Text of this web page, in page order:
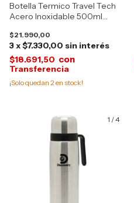
Botella Termico Travel Tech
Acero Inoxidable 500ml
$21.990,00
3x$7.330,00 sin interés
$18.691,50 con
¡Solo quedan 2en stock!
1 /4